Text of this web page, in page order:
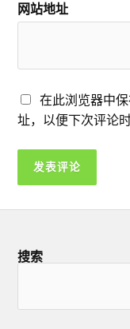
网站地址
在此浏览器中
址，以便下次评论时
搜索